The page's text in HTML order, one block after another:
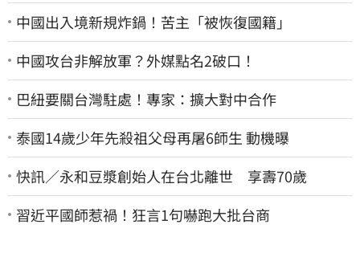
中國出入境新規炸鍋！苦主「被恢復國籍」
中國攻台非解放軍？外媒點名2破口！
巴紐要關台灣駐處！專家：擴大對中合作
泰國14歲少年先殺祖父母再屠6師生 動機曝
快訊／永和豆漿創始人在台北離世 享壽70歲
習近平國師惹禍！狂言1句嚇跑大批台商